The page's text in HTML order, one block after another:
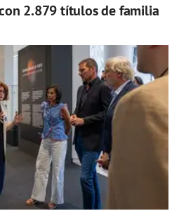
2.879 títulos de familia